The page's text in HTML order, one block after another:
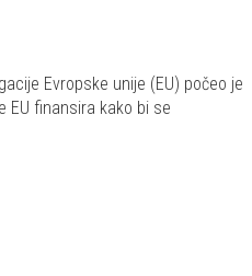
Evropske unije (EU) počeo je
EU finansira kako bi se